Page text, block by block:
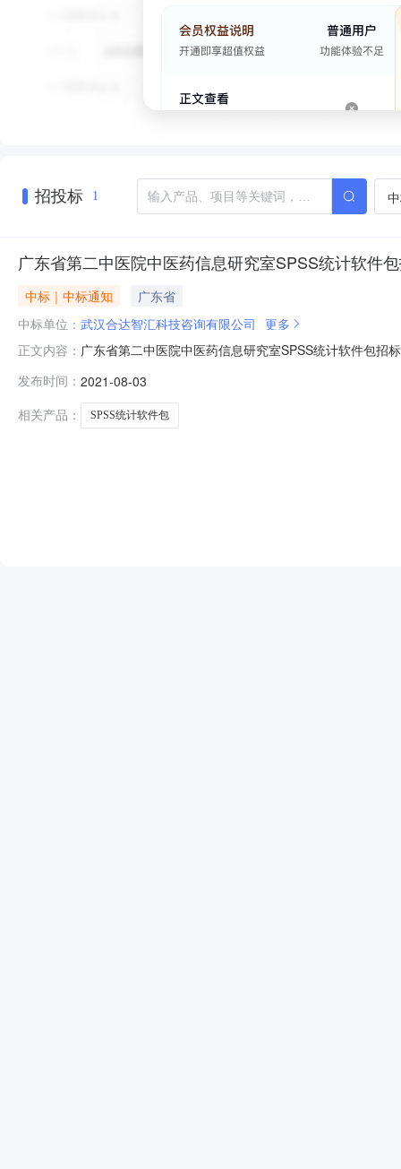
招投标 1
广东省第二中医院中医药信息研究室SPSS统计软件
中标｜中标通知
广东省
中标单位： 武汉合达智汇科技咨询有限公司 更多
正文内容： 广东省第二中医院中医药信息研究室SPSS统计软件包招
计软件包采购项目中标供应商名称：武汉合达智汇科技
监察室提出质疑，
发布时间： 2021-08-03
相关产品：
SPSS统计软件包